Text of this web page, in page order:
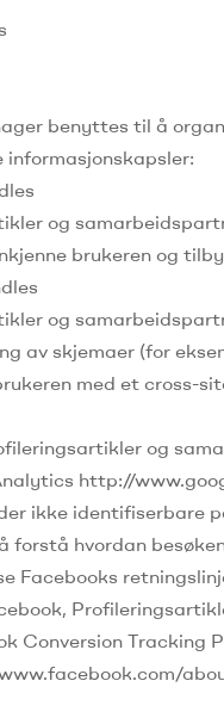
benyttes til å
informasjonskapsler:
og
brukeren og
og
av skjemaer (for
med et cross-
og
http://
ikke identifiserbare
forstå hvordan
Facebooks
Conversion Tracking